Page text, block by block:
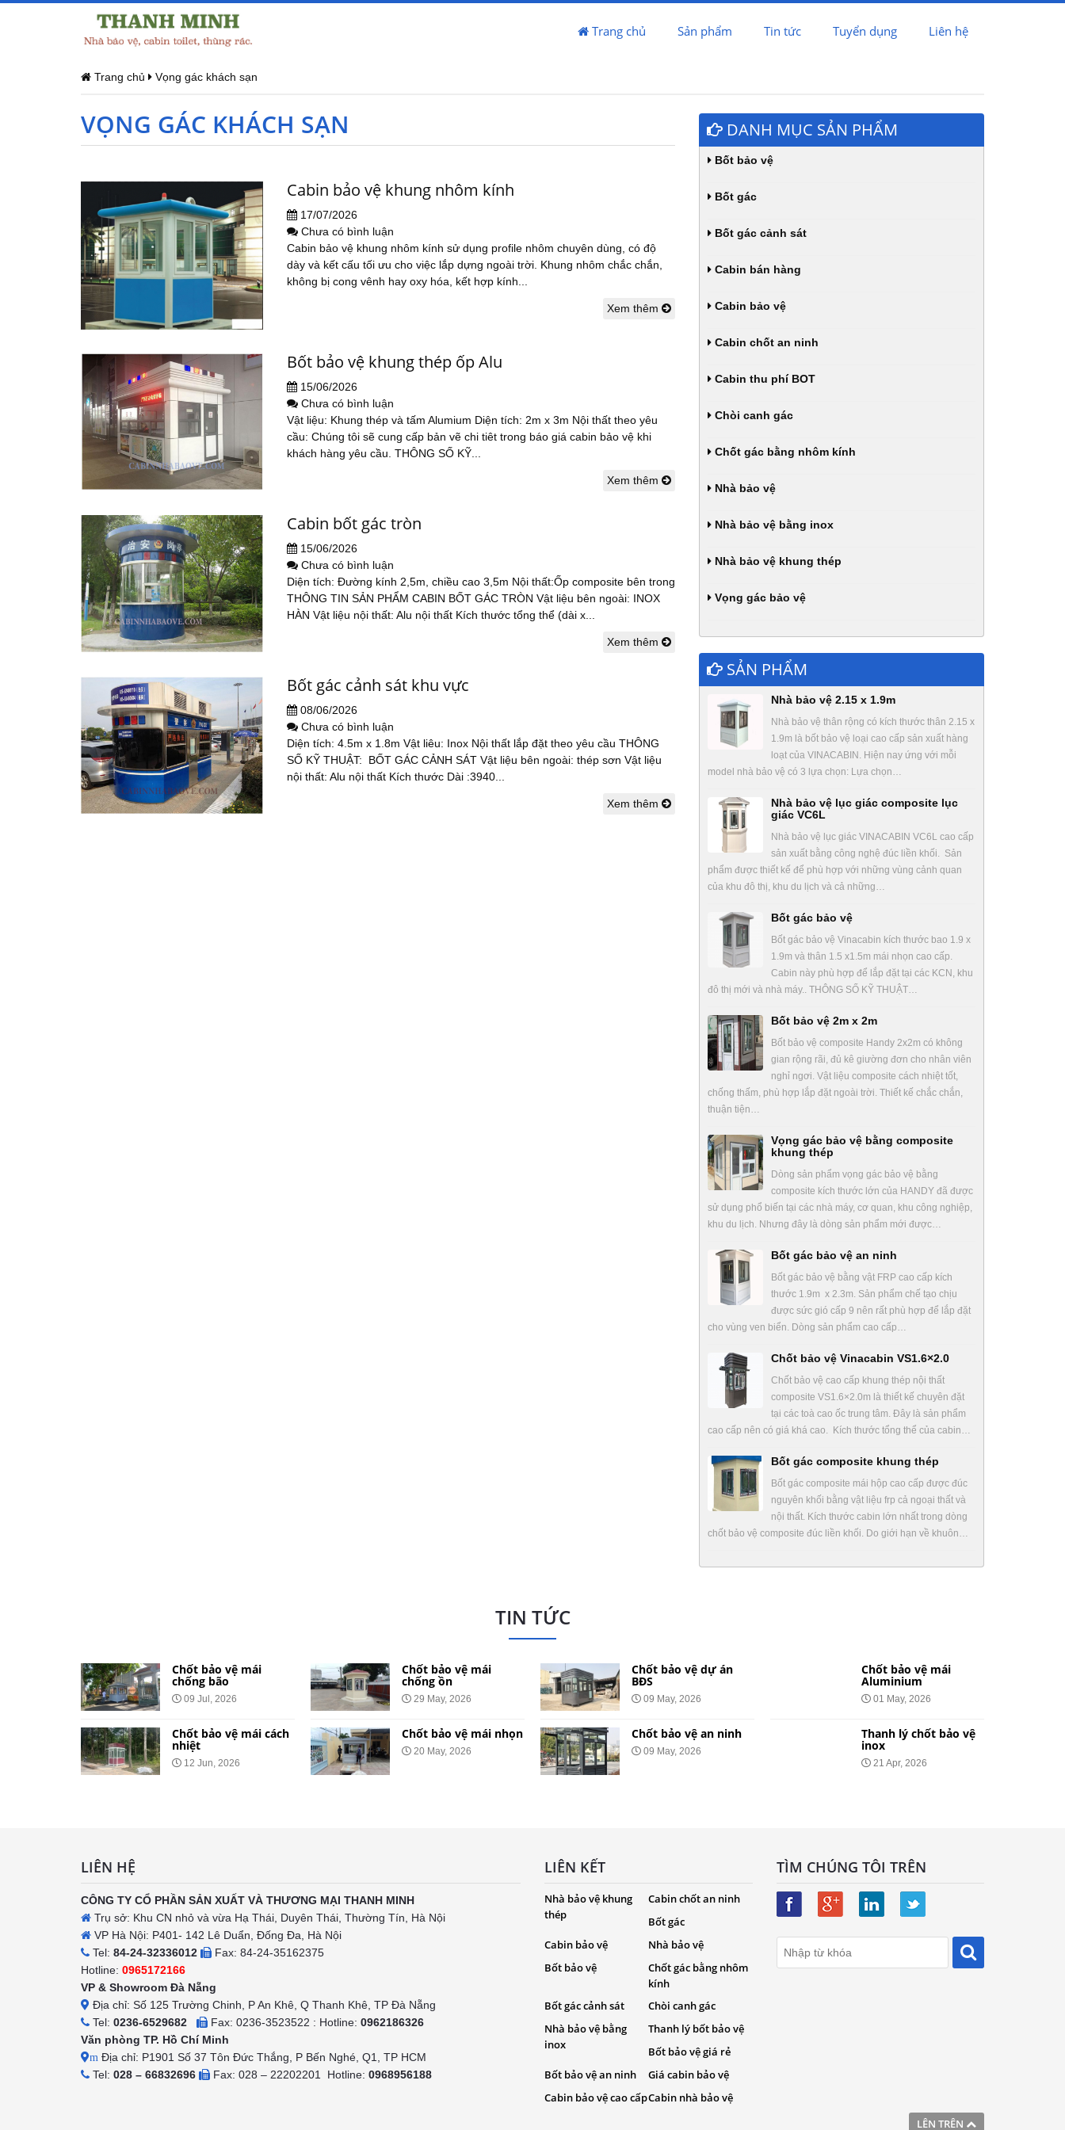
Trang chủ Sản phẩm Tin tức Tuyển dụng Liên hệ
Trang chủ Vọng gác khách sạn
VỌNG GÁC KHÁCH SẠN
Cabin bảo vệ khung nhôm kính
17/07/2026
Chưa có bình luận
Cabin bảo vệ khung nhôm kính sử dụng profile nhôm chuyên dùng, có độ
dày và kết cấu tối ưu cho việc lắp dựng ngoài trời. Khung nhôm chắc chắn,
không bị cong vênh hay oxy hóa, kết hợp kính...
Xem thêm
Bốt bảo vệ khung thép ốp Alu
15/06/2026
Chưa có bình luận
Vật liệu: Khung thép và tấm Alumium Diện tích: 2m x 3m Nội thất theo yêu
cầu: Chúng tôi sẽ cung cấp bản vẽ chi tiêt trong báo giá cabin bảo vệ khi
khách hàng yêu cầu. THÔNG SỐ KỸ...
Xem thêm
Cabin bốt gác tròn
15/06/2026
Chưa có bình luận
Diện tích: Đường kính 2,5m, chiều cao 3,5m Nội thất:Ốp composite bên trong
THÔNG TIN SẢN PHẨM CABIN BỐT GÁC TRÒN Vật liệu bên ngoài: INOX
HÀN Vật liệu nội thất: Alu nội thất Kích thước tổng thể (dài x...
Xem thêm
Bốt gác cảnh sát khu vực
08/06/2026
Chưa có bình luận
Diện tích: 4.5m x 1.8m Vật liêu: Inox Nội thất lắp đặt theo yêu cầu THÔNG
SỐ KỸ THUẬT: BỐT GÁC CẢNH SÁT Vật liệu bên ngoài: thép sơn Vật liệu
nội thất: Alu nội thất Kích thước Dài :3940...
Xem thêm
DANH MỤC SẢN PHẨM
Bốt bảo vệ
Bốt gác
Bốt gác cảnh sát
Cabin bán hàng
Cabin bảo vệ
Cabin chốt an ninh
Cabin thu phí BOT
Chòi canh gác
Chốt gác bằng nhôm kính
Nhà bảo vệ
Nhà bảo vệ bằng inox
Nhà bảo vệ khung thép
Vọng gác bảo vệ
SẢN PHẨM
Nhà bảo vệ 2.15 x 1.9m
Nhà bảo vệ thân rộng có kích thước thân 2.15 x
1.9m là bốt bảo vệ loại cao cấp sản xuất hàng
loạt của VINACABIN. Hiện nay ứng với mỗi
model nhà bảo vệ có 3 lựa chọn: Lựa chọn…
Nhà bảo vệ lục giác composite lục
giác VC6L
Nhà bảo vệ lục giác VINACABIN VC6L cao cấp
sản xuất bằng công nghệ đúc liền khối. Sản
phẩm được thiết kế để phù hợp với những vùng cảnh quan
của khu đô thị, khu du lịch và cả những…
Bốt gác bảo vệ
Bốt gác bảo vệ Vinacabin kích thước bao 1.9 x
1.9m và thân 1.5 x1.5m mái nhọn cao cấp.
Cabin này phù hợp để lắp đặt tại các KCN, khu
đô thị mới và nhà máy.. THÔNG SỐ KỸ THUẬT…
Bốt bảo vệ 2m x 2m
Bốt bảo vệ composite Handy 2x2m có không
gian rộng rãi, đủ kê giường đơn cho nhân viên
nghỉ ngơi. Vật liệu composite cách nhiệt tốt,
chống thấm, phù hợp lắp đặt ngoài trời. Thiết kế chắc chắn,
thuận tiện…
Vọng gác bảo vệ bằng composite
khung thép
Dòng sản phẩm vọng gác bảo vệ bằng
composite kích thước lớn của HANDY đã được
sử dụng phổ biến tại các nhà máy, cơ quan, khu công nghiệp,
khu du lịch. Nhưng đây là dòng sản phẩm mới được…
Bốt gác bảo vệ an ninh
Bốt gác bảo vệ bằng vật FRP cao cấp kích
thước 1.9m x 2.3m. Sản phẩm chế tạo chịu
được sức gió cấp 9 nên rất phù hợp để lắp đặt
cho vùng ven biển. Dòng sản phẩm cao cấp…
Chốt bảo vệ Vinacabin VS1.6×2.0
Chốt bảo vệ cao cấp khung thép nội thất
composite VS1.6×2.0m là thiết kế chuyên đặt
tại các toà cao ốc trung tâm. Đây là sản phẩm
cao cấp nên có giá khá cao. Kích thước tổng thể của cabin…
Bốt gác composite khung thép
Bốt gác composite mái hộp cao cấp được đúc
nguyên khối bằng vật liệu frp cả ngoại thất và
nội thất. Kích thước cabin lớn nhất trong dòng
chốt bảo vệ composite đúc liền khối. Do giới hạn về khuôn…
TIN TỨC
Chốt bảo vệ mái
chống bão
09 Jul, 2026
Chốt bảo vệ mái cách
nhiệt
12 Jun, 2026
Chốt bảo vệ mái
chống ồn
29 May, 2026
Chốt bảo vệ mái nhọn
20 May, 2026
Chốt bảo vệ dự án
BĐS
09 May, 2026
Chốt bảo vệ an ninh
09 May, 2026
Chốt bảo vệ mái
Aluminium
01 May, 2026
Thanh lý chốt bảo vệ
inox
21 Apr, 2026
LÊN TRÊN
LIÊN HỆ
CÔNG TY CỔ PHẦN SẢN XUẤT VÀ THƯƠNG MẠI THANH MINH
Trụ sở: Khu CN nhỏ và vừa Hạ Thái, Duyên Thái, Thường Tín, Hà Nội
VP Hà Nội: P401- 142 Lê Duẩn, Đống Đa, Hà Nội
Tel: 84-24-32336012
Fax: 84-24-35162375
Hotline: 0965172166
VP & Showroom Đà Nẵng
Địa chỉ: Số 125 Trường Chinh, P An Khê, Q Thanh Khê, TP Đà Nẵng
Tel: 0236-6529682 Fax: 0236-3523522 : Hotline: 0962186326
Văn phòng TP. Hồ Chí Minh
m Địa chỉ: P1901 Số 37 Tôn Đức Thắng, P Bến Nghé, Q1, TP HCM
Tel: 028 – 66832696 Fax: 028 – 22202201 Hotline: 0968956188
LIÊN KẾT
Nhà bảo vệ khung
thép
Cabin chốt an ninh
Bốt gác
Cabin bảo vệ
Nhà bảo vệ
Bốt bảo vệ
Chốt gác bằng nhôm
kính
Bốt gác cảnh sát
Chòi canh gác
Nhà bảo vệ bằng
inox
Thanh lý bốt bảo vệ
Bốt bảo vệ giá rẻ
Bốt bảo vệ an ninh
Giá cabin bảo vệ
Cabin bảo vệ cao cấpCabin nhà bảo vệ
TÌM CHÚNG TÔI TRÊN